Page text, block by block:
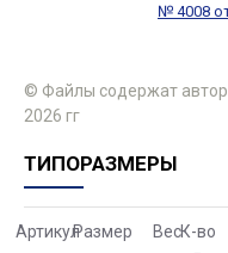
№ 4008
© Файлы содержат
2026 гг
ТИПОРАЗМЕРЫ
АртикулРазмер ВесК-во